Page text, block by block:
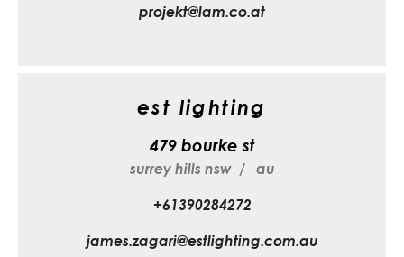
projekt@lam.co.at
est lighting
479 bourke st
surrey hills nsw
au
+61390284272
james.zagari@estlighting.com.au